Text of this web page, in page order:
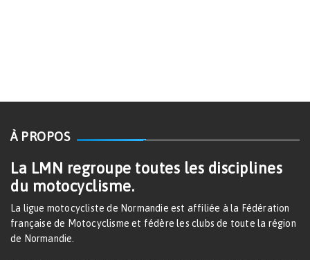
À PROPOS
La LMN regroupe toutes les disciplines
du motocyclisme.
La ligue motocycliste de Normandie est affiliée à la Fédération
française de Motocyclisme et fédère les clubs de toute la région
de Normandie.